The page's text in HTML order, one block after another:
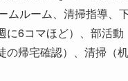
ムルーム、清掃指導、
に6コマほど）、部活
の帰宅確認）、清掃（